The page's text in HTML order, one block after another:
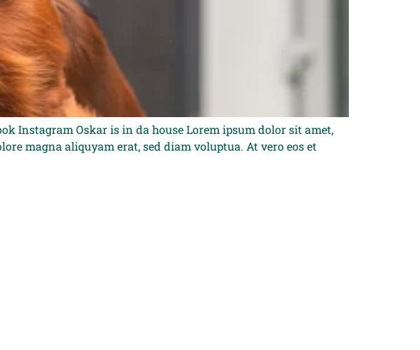
Instagram Oskar is in da house Lorem ipsum dolor sit amet,
magna aliquyam erat, sed diam voluptua. At vero eos et